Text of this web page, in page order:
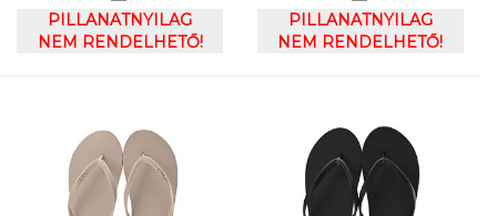
PILLANATNYILAG
NEM RENDELHETŐ!
PILLANATNYILAG
NEM RENDELHETŐ!